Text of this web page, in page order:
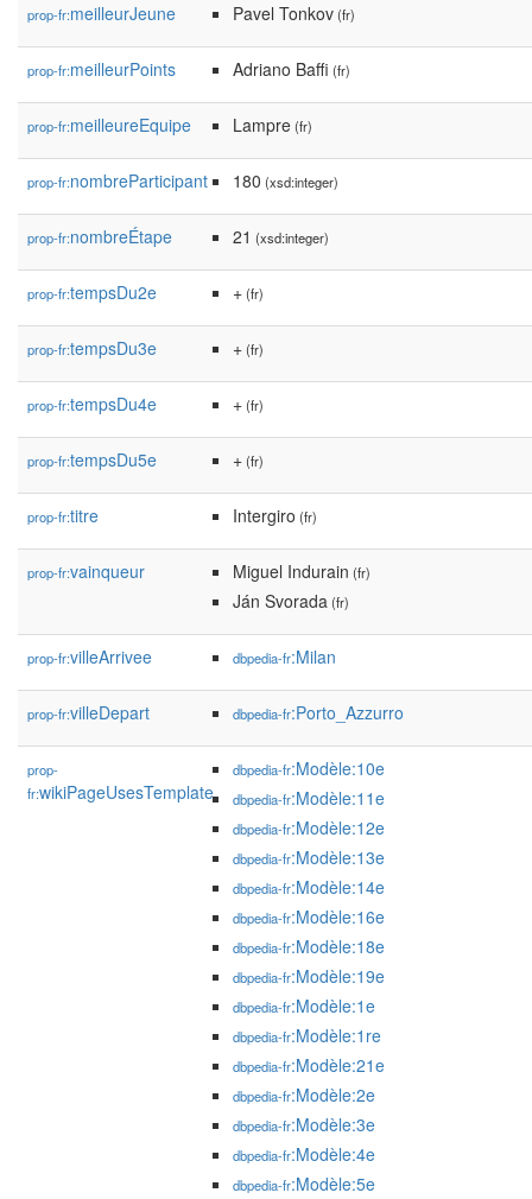
prop-fr:meilleurJeune Pavel Tonkov(fr)
prop-fr:meilleurPoints Adriano Baffi (fr)
prop-fr:meilleureEquipe Lampre(fr)
prop-fr:nombreParticipant 180 (xsd:integer)
prop-fr:nombreÉtape 21 (xsd:integer)
prop-fr:tempsDu2e +(fr)
prop-fr:tempsDu3e +(fr)
prop-fr:tempsDu4e +(fr)
prop-fr:tempsDu5e +(fr)
prop-fr:titre Intergiro (fr)
prop-fr:vainqueur Miguel Indurain (fr)
Ján Svorada(fr)
prop-fr:villeArrivee dbpedia-fr:Milan
prop-fr:villeDepart dbpedia-fr:Porto_Azzurro
prop-
fr:wikiPageUsesTemplate
dbpedia-fr:Modèle:10e
dbpedia-fr:Modèle:11e
dbpedia-fr:Modèle:12e
dbpedia-fr:Modèle:13e
dbpedia-fr:Modèle:14e
dbpedia-fr:Modèle:16e
dbpedia-fr:Modèle:18e
dbpedia-fr:Modèle:19e
dbpedia-fr:Modèle:1e
dbpedia-fr:Modèle:1re
dbpedia-fr:Modèle:21e
dbpedia-fr:Modèle:2e
dbpedia-fr:Modèle:3e
dbpedia-fr:Modèle:4e
dbpedia-fr:Modèle:5e